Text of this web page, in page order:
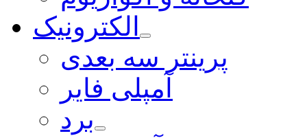
الکترونیک
پرینتر سه بعدی
آمپلی فایر
برد